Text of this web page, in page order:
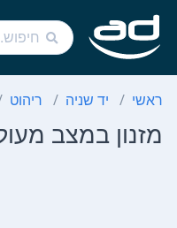
ראשי יד שניה ריהוט
מזנון במצב